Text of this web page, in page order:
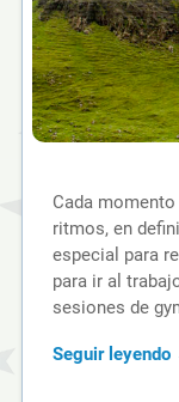
Cada
ritmos, en
especial para
para ir al
sesiones de
Seguir leyendo